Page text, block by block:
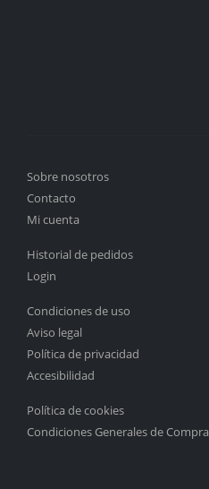
Sobre nosotros
Contacto
Mi cuenta
Historial de pedidos
Login
Condiciones de uso
Aviso legal
Política de privacidad
Accesibilidad
Política de cookies
Condiciones Generales de